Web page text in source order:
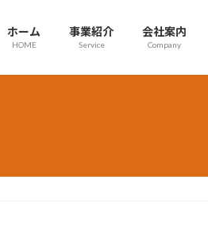
ホーム
HOME
事業紹介
Service
会社案内
Company